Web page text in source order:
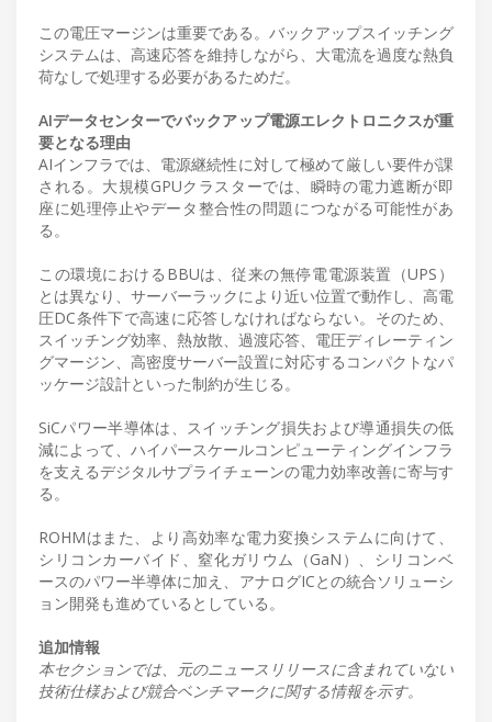
この電圧マージンは重要である。バックアップスイッチング
システムは、高速応答を維持しながら、大電流を過度な熱負
荷なしで処理する必要があるためだ。
AIデータセンターでバックアップ電源エレクトロニクスが重
要となる理由
AIインフラでは、電源継続性に対して極めて厳しい要件が課
される。大規模GPUクラスターでは、瞬時の電力遮断が即
座に処理停止やデータ整合性の問題につながる可能性があ
る。
この環境におけるBBUは、従来の無停電電源装置（UPS）
とは異なり、サーバーラックにより近い位置で動作し、高電
圧DC条件下で高速に応答しなければならない。そのため、
スイッチング効率、熱放散、過渡応答、電圧ディレーティン
グマージン、高密度サーバー設置に対応するコンパクトなパ
ッケージ設計といった制約が生じる。
SiCパワー半導体は、スイッチング損失および導通損失の低
減によって、ハイパースケールコンピューティングインフラ
を支えるデジタルサプライチェーンの電力効率改善に寄与す
る。
ROHMはまた、より高効率な電力変換システムに向けて、
シリコンカーバイド、窒化ガリウム（GaN）、シリコンベ
ースのパワー半導体に加え、アナログICとの統合ソリューシ
ョン開発も進めているとしている。
追加情報
本セクションでは、元のニュースリリースに含まれていない
技術仕様および競合ベンチマークに関する情報を示す。